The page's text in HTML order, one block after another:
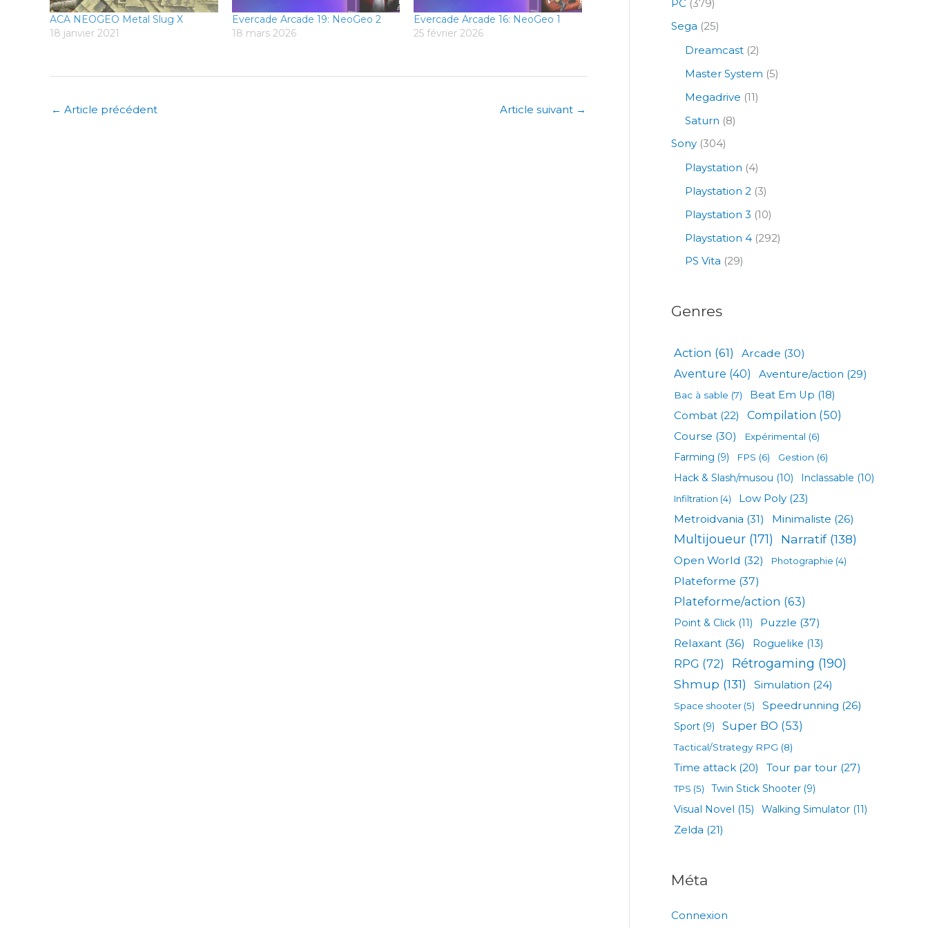
ACA NEOGEO Metal Slug X
18 janvier 2021
Evercade Arcade 19: NeoGeo 2
18 mars 2026
Evercade Arcade 16: NeoGeo 1
25 février 2026
← Article précédent Article suivant →
PC (379)
Sega (25)
Dreamcast (2)
Master System (5)
Megadrive (11)
Saturn (8)
Sony (304)
Playstation (4)
Playstation 2 (3)
Playstation 3 (10)
Playstation 4 (292)
PS Vita (29)
Genres
Action (61) Arcade (30)
Aventure (40) Aventure/action (29)
Bac à sable (7) Beat Em Up (18)
Combat(22) Compilation (50)
Course (30) Expérimental (6)
Farming (9) FPS (6) Gestion (6)
Hack & Slash/musou (10) Inclassable (10)
Infiltration (4) Low Poly (23)
Metroidvania (31) Minimaliste (26)
Multijoueur(171) Narratif(138)
Open World (32) Photographie (4)
Plateforme (37)
Plateforme/action (63)
Point & Click(11) Puzzle (37)
Relaxant (36) Roguelike (13)
RPG (72) Rétrogaming (190)
Shmup (131) Simulation (24)
Space shooter(5) Speedrunning (26)
Sport(9) Super BO (53)
Tactical/Strategy RPG (8)
Time attack(20) Tour par tour (27)
TPS (5) Twin Stick Shooter (9)
Visual Novel (15) Walking Simulator (11)
Zelda (21)
Méta
Connexion